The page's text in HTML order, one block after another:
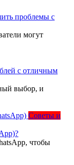
проблемы с
могут
с отличным
выбор, и
Советы и
чтобы